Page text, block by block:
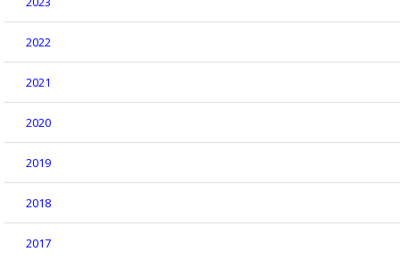
2022
2021
2020
2019
2018
2017